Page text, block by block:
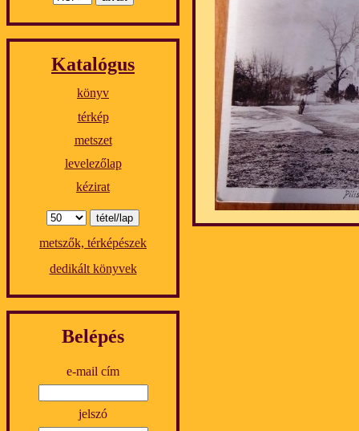
Katalógus
könyv
térkép
metszet
levelezőlap
kézirat
metszők, térképészek
dedikált könyvek
Belépés
e-mail cím
jelszó